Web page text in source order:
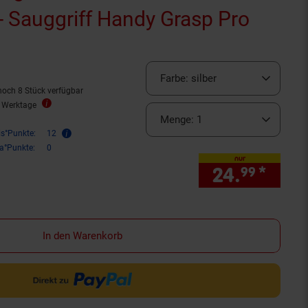
Sauggriff Handy Grasp Pro
8 Stück verfügbar
Werktage
12
0
Farbe: silber
Menge: 1
nur
24.99 *
In den Warenkorb